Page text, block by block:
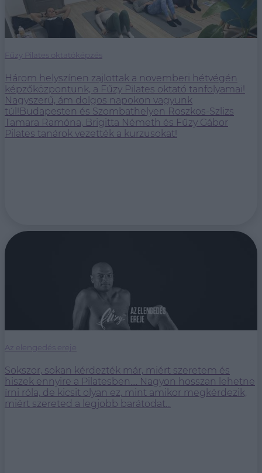
Fűzy Pilates oktatóképzés
Három helyszínen zajlottak a novemberi hétvégén
képzőközpontunk, a Fűzy Pilates oktató tanfolyamai!
Nagyszerű, ám dolgos napokon vagyunk
túl!Budapesten és Szombathelyen Roszkos-Szlizs
Tamara Ramóna, Brigitta Németh és Fűzy Gábor
Pilates tanárok vezették a kurzusokat!
Az elengedés ereje
Sokszor, sokan kérdezték már, miért szeretem és
hiszek ennyire a Pilatesben.... Nagyon hosszan lehetne
írni róla, de kicsit olyan ez, mint amikor megkérdezik,
miért szereted a legjobb barátodat...